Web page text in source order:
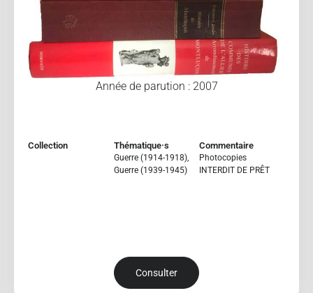
Année de parution : 2007
Collection Thématique·s
Guerre (1914-1918),
Guerre (1939-1945)
Commentaire
Photocopies
INTERDIT DE PRÊT
Consulter